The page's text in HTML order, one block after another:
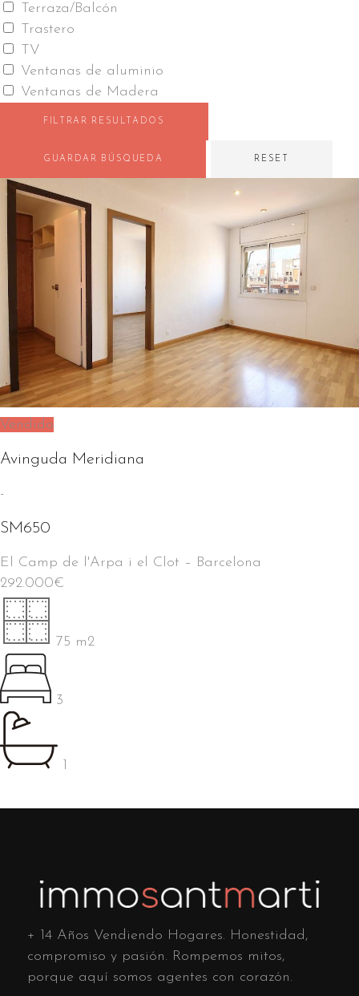
Terraza/Balcón
Trastero
TV
Ventanas de aluminio
Ventanas de Madera
FILTRAR RESULTADOS
GUARDAR BÚSQUEDA RESET
Vendido
Avinguda Meridiana
-
SM650
El Camp de l'Arpa i el Clot – Barcelona
292.000€
75 m2
3
1
+ 14 Años Vendiendo Hogares. Honestidad,
compromiso y pasión. Rompemos mitos,
porque aquí somos agentes con corazón.